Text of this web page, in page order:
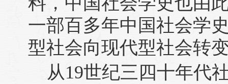
一部百多年中国社会学
型社会向现代型社会转
从19世纪三四十年代